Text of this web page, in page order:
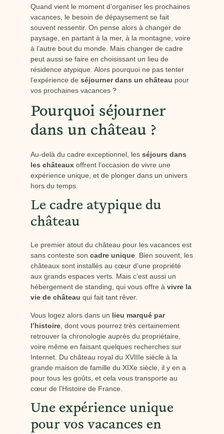
Quand vient le moment d’organiser les prochaines
vacances, le besoin de dépaysement se fait
souvent ressentir. On pense alors à changer de
paysage, en partant à la mer, à la montagne, voire
à l’autre bout du monde. Mais changer de cadre
peut aussi se faire en choisissant un lieu de
résidence atypique. Alors pourquoi ne pas tenter
l’expérience de séjourner dans un château pour
vos prochaines vacances ?
Pourquoi séjourner
dans un château ?
Au-delà du cadre exceptionnel, les séjours dans
les châteauxoffrent l’occasion de vivre une
expérience unique, et de plonger dans un univers
hors du temps.
Le cadre atypique du
château
Le premier atout du château pour les vacances est
sans conteste son cadre unique. Bien souvent, les
châteaux sont installés au cœur d’une propriété
aux grands espaces verts. Mais c’est aussi un
hébergement de standing, qui vous offre à vivre la
vie de château qui fait tant rêver.
Vous logez alors dans un lieu marqué par
l’histoire, dont vous pourrez très certainement
retrouver la chronologie auprès du propriétaire,
voire même en faisant quelques recherches sur
Internet. Du château royal du XVIIIe siècle à la
grande maison de famille du XIXe siècle, il y en a
pour tous les goûts, et cela vous transporte au
cœur de l’Histoire de France.
Une expérience unique
pour vos vacances en